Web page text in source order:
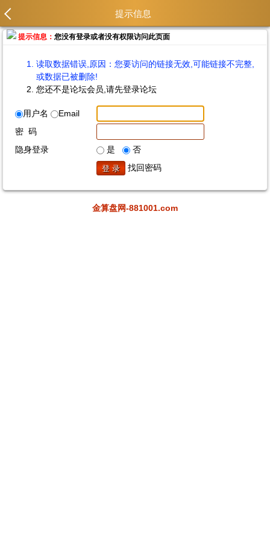
提示信息
提示信息：您没有登录或者没有权限访问此页面
读取数据错误,原因：您要访问的链接无效,可能链接不完整,
或数据已被删除!
您还不是论坛会员,请先登录论坛
用户名
Email
密 码
隐身登录
是
否
找回密码
金算盘网-881001.com